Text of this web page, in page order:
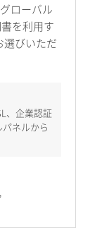
ローバル
を利用す
選びいただ
、企業認証
ネルから